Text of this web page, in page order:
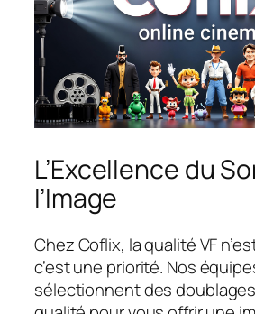
L’Excellence du
l’Image
Chez Coflix, la qualité VF
c’est une priorité. Nos
sélectionnent des